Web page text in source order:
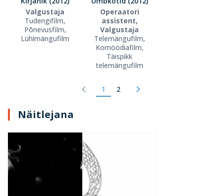
Valgustaja
Tudengifilm,
Põnevusfilm,
Lühimängufilm
Operaatori
assistent,
Valgustaja
Telemängufilm,
Komöödiafilm,
Täispikk
telemängufilm
1 2
Näitlejana